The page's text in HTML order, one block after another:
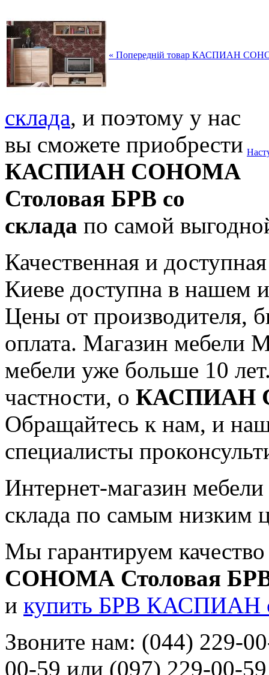
« Попередній товар КАСПИАН
склада, и поэтому у нас
вы сможете приобрести
КАСПИАН СОНОМА
Столовая БРВ со
склада по самой
Качественная и
Киеве доступна в нашем
Цены от производителя,
оплата. Магазин мебели
мебели уже больше 10
частности, о КАСПИАН
Обращайтесь к нам, и
специалисты
Интернет-магазин
склада по самым низким
Мы гарантируем
СОНОМА Столовая
и купить БРВ КАСПИАН
Звоните нам: (044) 229-
00-59 или (097) 229-00-59